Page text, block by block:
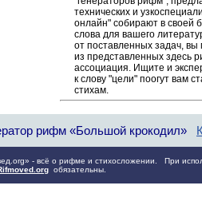
технических и
онлайн" собирают в своей
слова для вашего
от поставленных задач,
из представленных здесь
ассоциация. Ищите и
к слову "цели" поогут вам
стихам.
рифм «Большой крокодил»
- всё о рифме и стихосложении. При
обязательны.